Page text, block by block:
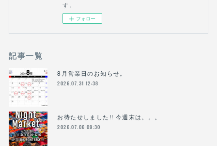
す。
フォロー
記事一覧
8月営業日のお知らせ。
2026.07.31 12:38
お待たせしました!! 今週末は。。。
2026.07.06 09:30